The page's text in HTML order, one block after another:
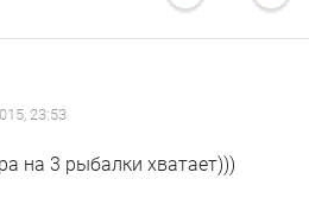
23:53
на 3 рыбалки хватает)))